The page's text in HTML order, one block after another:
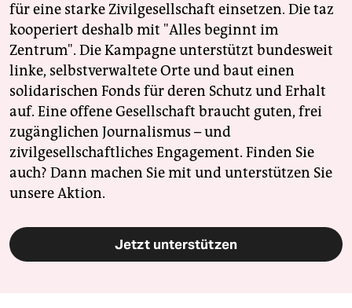
für eine starke Zivilgesellschaft einsetzen. Die taz
kooperiert deshalb mit "Alles beginnt im
Zentrum". Die Kampagne unterstützt bundesweit
linke, selbstverwaltete Orte und baut einen
solidarischen Fonds für deren Schutz und Erhalt
auf. Eine offene Gesellschaft braucht guten, frei
zugänglichen Journalismus – und
zivilgesellschaftliches Engagement. Finden Sie
auch? Dann machen Sie mit und unterstützen Sie
unsere Aktion.
Jetzt unterstützen